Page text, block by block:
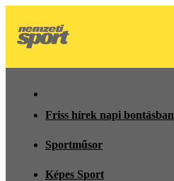
Friss hírek napi bontásban
Sportműsor
Képes Sport